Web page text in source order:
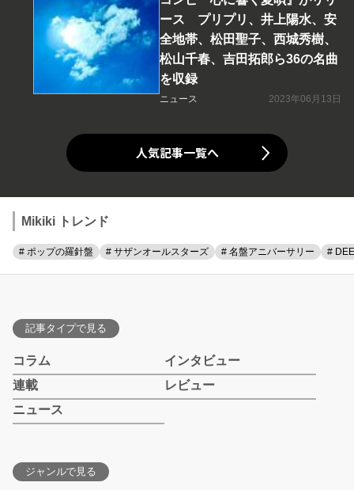
ース プリプリ、井上陽水、安
全地帯、松田聖子、西城秀樹、
松山千春、吉田拓郎ら36の名曲
を収録
ニュース 2023年06月13日
人気記事一覧へ
Mikiki トレンド
# ポップの羅針盤 # サザンオールスターズ # 名盤アニバーサリー #
記事タイプで見る
コラム
インタビュー
連載
レビュー
ニュース
ジャンルで見る